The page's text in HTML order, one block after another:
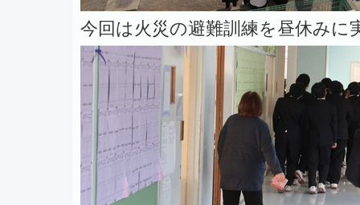
今回は火災の避難訓練を昼休みに